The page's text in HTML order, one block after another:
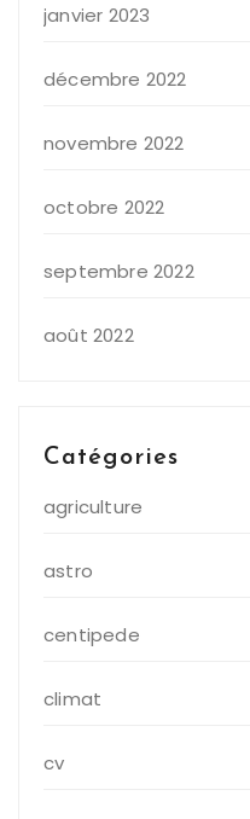
janvier 2023
décembre 2022
novembre 2022
octobre 2022
septembre 2022
août 2022
Catégories
agriculture
astro
centipede
climat
cv